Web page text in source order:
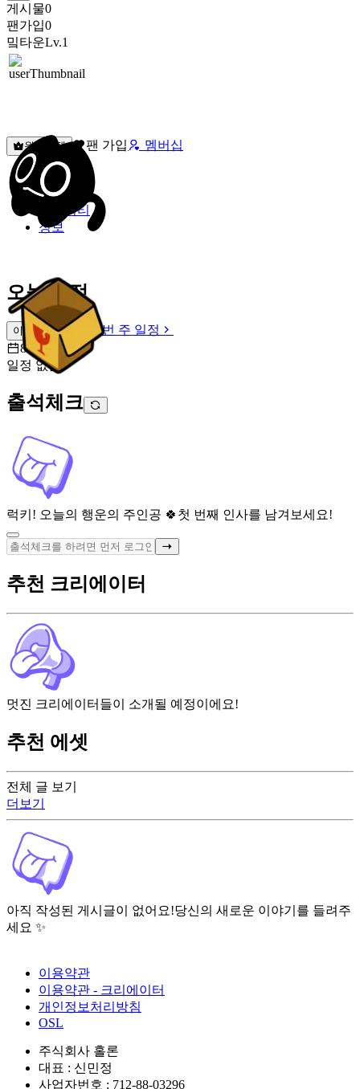
게시물0
팬가입0
밐타운Lv.1
원픽선택 팬 가입 멤버십
밐타운
피드
커뮤니티
정보
오늘 일정
이번 주 일정
이번 주 일정
8월 8일 [토]
일정 없음
출석체크
럭키! 오늘의 행운의 주인공 🍀 첫 번째 인사를 남겨보세요!
전체 글 보기
더보기
아직 작성된 게시글이 없어요!당신의 새로운 이야기를 들려주
세요 ✨
추천 크리에이터
멋진 크리에이터들이 소개될 예정이에요!
추천 에셋
이용약관
이용약관 - 크리에이터
개인정보처리방침
OSL
주식회사 홀론
대표 : 신민정
사업자번호 : 712-88-03296